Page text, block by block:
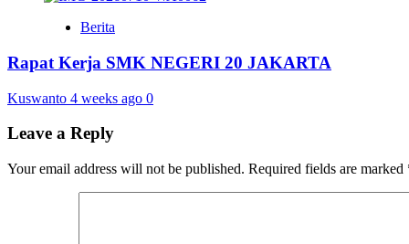
Berita
Rapat Kerja SMK NEGERI 20 JAKARTA
Kuswanto 4 weeks ago 0
Leave a Reply
Your email address will not be published. Required fields are marked